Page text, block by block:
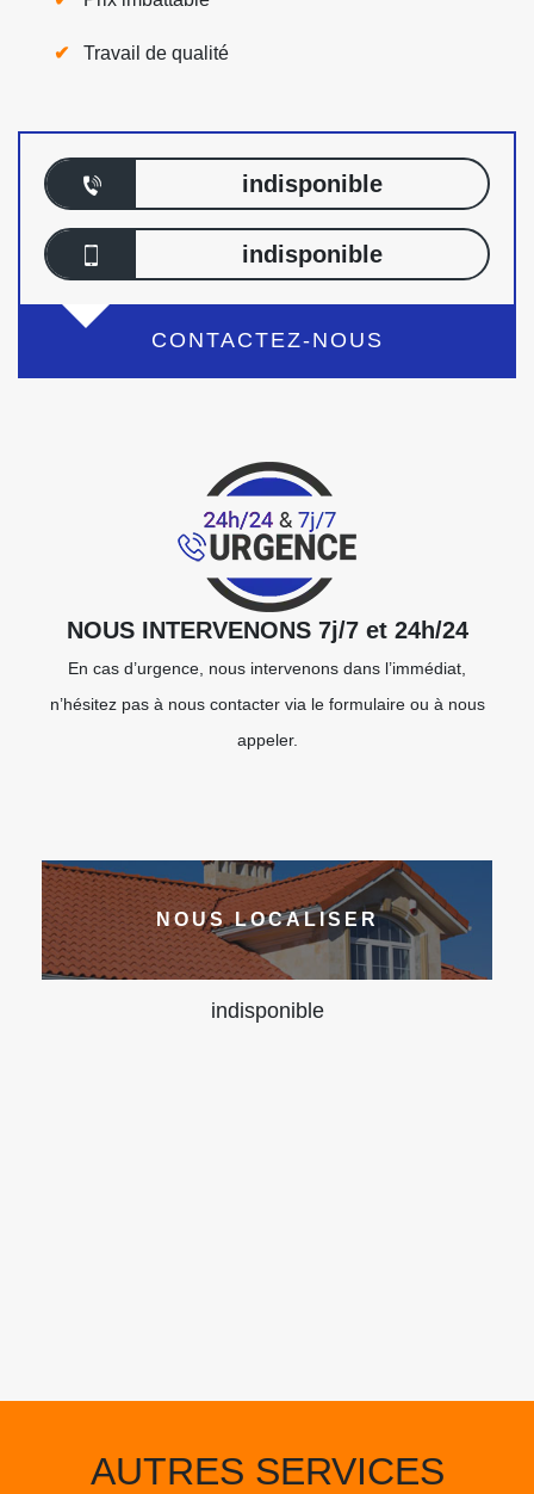
Travail de qualité
indisponible
indisponible
CONTACTEZ-NOUS
NOUS INTERVENONS 7j/7 et 24h/24
En cas d’urgence, nous intervenons dans l’immédiat,
n’hésitez pas à nous contacter via le formulaire ou à nous
appeler.
NOUS LOCALISER
indisponible
AUTRES SERVICES